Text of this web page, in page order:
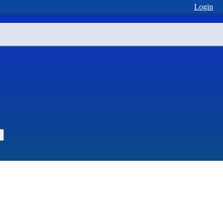
Login